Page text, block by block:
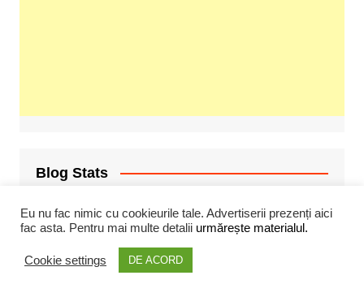
Blog Stats
901,229 hits
Eu nu fac nimic cu cookieurile tale. Advertiserii prezenți aici
fac asta. Pentru mai multe detalii urmărește materialul.
Cookie settings DE ACORD